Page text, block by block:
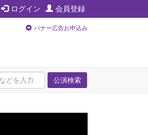
ログイン 会員登録
バナー広告お申込み
公演検索